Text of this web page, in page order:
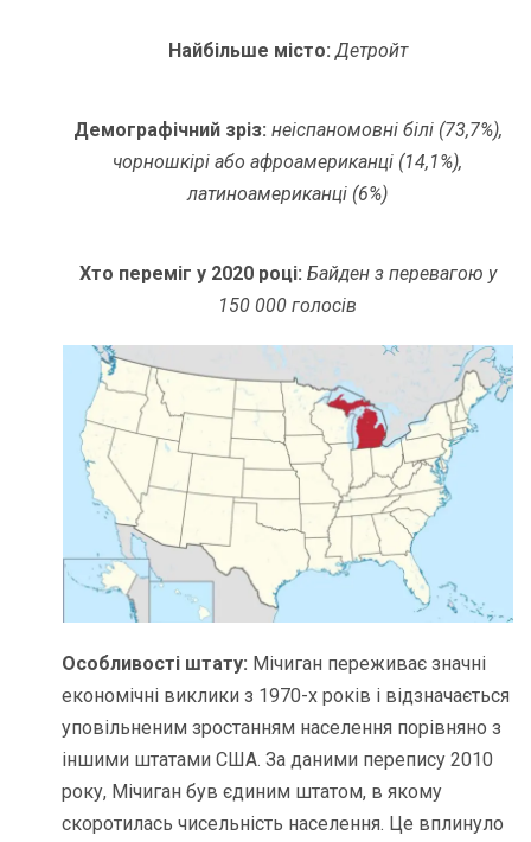
Найбільше місто: Детройт
Демографічний зріз: неіспаномовні білі (73,7%),
чорношкірі або афроамериканці (14,1%),
латиноамериканці (6%)
Хто переміг у 2020 році: Байден з перевагою у
150 000 голосів
Особливості штату: Мічиган переживає значні
економічні виклики з 1970-х років і відзначається
уповільненим зростанням населення порівняно з
іншими штатами США. За даними перепису 2010
року, Мічиган був єдиним штатом, в якому
скоротилась чисельність населення. Це вплинуло